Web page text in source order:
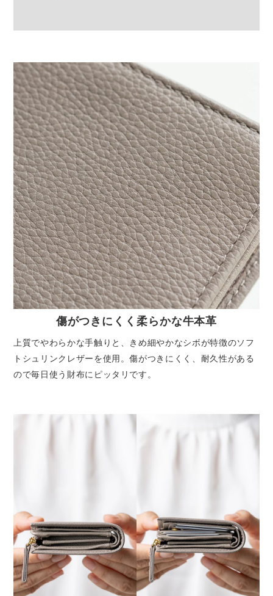
傷がつきにくく柔らかな牛本革
上質でやわらかな手触りと、きめ細やかなシボが特徴のソフ
トシュリンクレザーを使用。傷がつきにくく、耐久性がある
ので毎日使う財布にピッタリです。